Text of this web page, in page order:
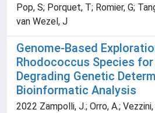
Pop, S; Porquet, T; Romier, G;
van Wezel, J
Genome-Based
Rhodococcus Species
Degrading Genetic
Bioinformatic Analysis
2022 Zampolli, J.; Orro, A.; Vezzini,